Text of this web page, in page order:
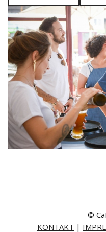
©
KONTAKT |